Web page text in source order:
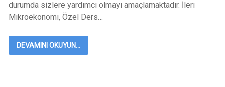
durumda sizlere yardımcı olmayı amaçlamaktadır. İleri
Mikroekonomi, Özel Ders…
DEVAMINI OKUYUN...